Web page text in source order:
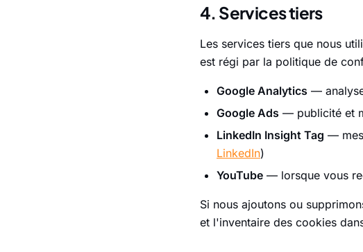
4. Services tiers
Les services tiers que nous
est régi par la politique de
Google Analytics —
Google Ads — publicité et
LinkedIn Insight Tag —
LinkedIn)
YouTube — lorsque vous
Si nous ajoutons ou
et l'inventaire des cookies